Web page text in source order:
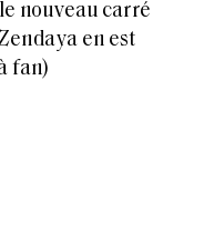
nouveau carré
en est
fan)